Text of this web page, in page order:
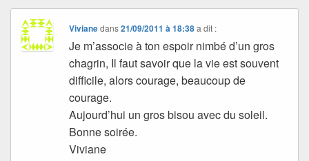
Vivianedans21/09/2011 à 18:38 a dit :
Je m’associe à ton espoir nimbé d’un gros
chagrin, Il faut savoir que la vie est souvent
difficile, alors courage, beaucoup de
courage.
Aujourd’hui un gros bisou avec du soleil.
Bonne soirée.
Viviane